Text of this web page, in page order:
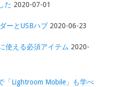
た 2020-07-01
ーとUSBハブ 2020-06-23
使える必須アイテム 2020-
「Lightroom Mobile」も学べ